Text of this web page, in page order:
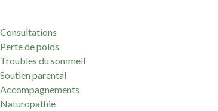
Consultations
Perte de poids
Troubles du sommeil
Soutien parental
Accompagnements
Naturopathie